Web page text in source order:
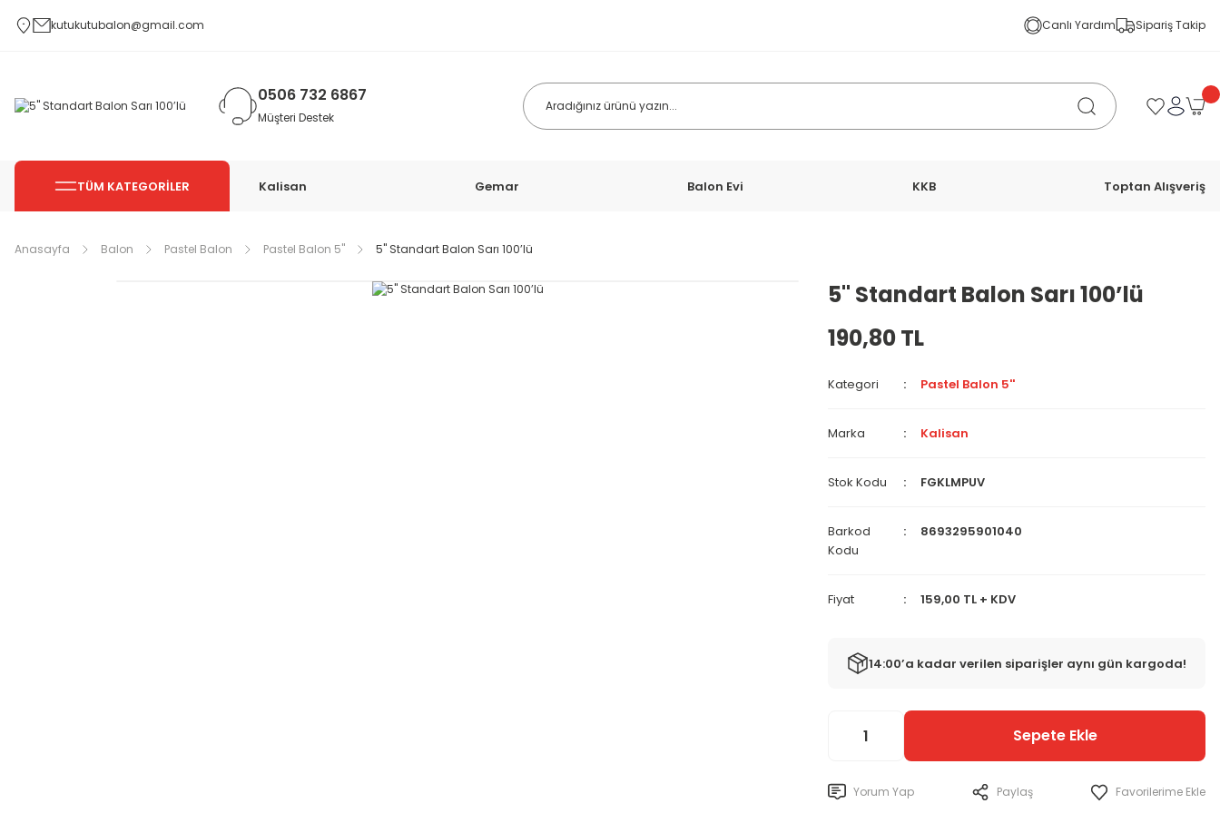
kutukutubalon@gmail.com Canlı Yardım Sipariş Takip
0506 732 6867
Müşteri Destek
TÜM KATEGORİLER Kalisan Gemar Balon Evi KKB Toptan Alışveriş
Anasayfa Balon Pastel Balon Pastel Balon 5'' 5'' Standart Balon Sarı 100’lü
5'' Standart Balon Sarı 100’lü
190,80 TL
Kategori Pastel Balon 5''
Marka Kalisan
Stok Kodu FGKLMPUV
Barkod
Kodu
8693295901040
Fiyat 159,00 TL + KDV
14:00’a kadar verilen siparişler aynı gün kargoda!
Sepete Ekle
Yorum Yap Paylaş